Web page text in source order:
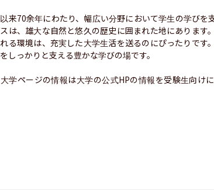
来70余年にわたり、幅広い分野において学生の学びを
は、雄大な自然と悠久の歴史に囲まれた地にあります
る環境は、充実した大学生活を送るのにぴったりです
しっかりと支える豊かな学びの場です。
学ページの情報は大学の公式HPの情報を受験生向け